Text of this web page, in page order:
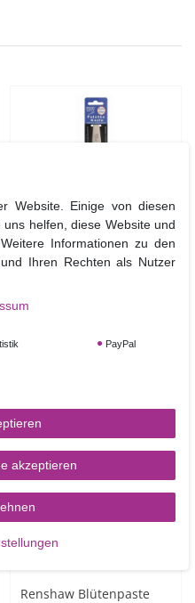
PME Palettenmesser mit
-49%
Renshaw Blütenpaste
Website. Einige von diesen
helfen, diese Website und
Informationen zu den
Ihren Rechten als Nutzer
PayPal
akzeptieren